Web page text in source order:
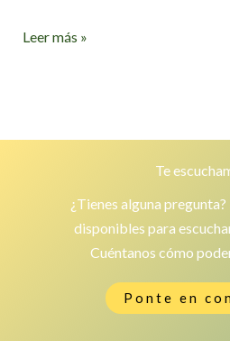
Paella
Leer más »
Te
¿Tienes alguna
disponibles para
Cuéntanos cómo
Ponte en